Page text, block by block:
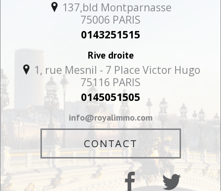
137,bld Montparnasse
75006 PARIS
0143251515
Rive droite
1, rue Mesnil - 7 Place Victor Hugo
75116 PARIS
0145051505
info@royalimmo.com
CONTACT